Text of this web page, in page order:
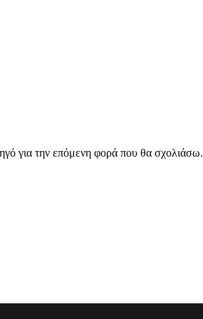
για την επόμενη φορά που θα σχολιάσω.